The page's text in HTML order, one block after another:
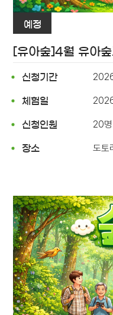
예정
[유아숲]4월 유아
신청기간
체험일
신청인원 20명
장소 도토